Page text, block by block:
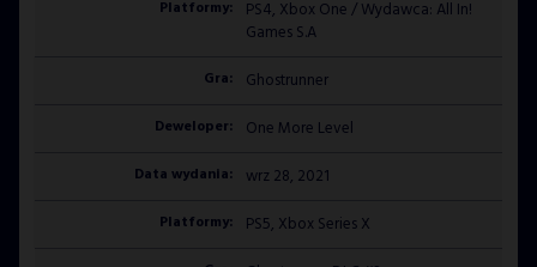
PS4, Xbox One / Wydawca: All In!
Games S.A
Ghostrunner
One More Level
wrz 28, 2021
PS5, Xbox Series X
GO ALL IN WITH US!
NEWSLETTER
AND STAY UP TO DATE.